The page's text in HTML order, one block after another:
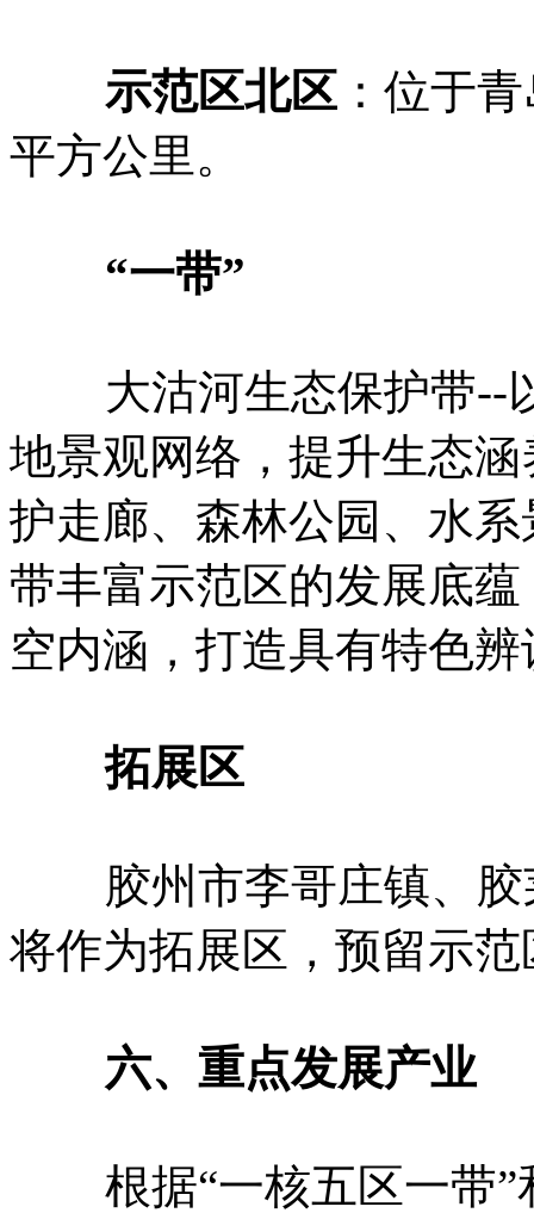
示范区北区 ：位于
平方公里。
“一带”
大沽河生态保护带--
地景观网络，提升生态
护走廊、森林公园、水
带丰富示范区的发展底
空内涵，打造具有特色
拓展区
胶州市李哥庄镇、胶
将作为拓展区，预留示
六、重点发展产业
根据“一核五区一带”